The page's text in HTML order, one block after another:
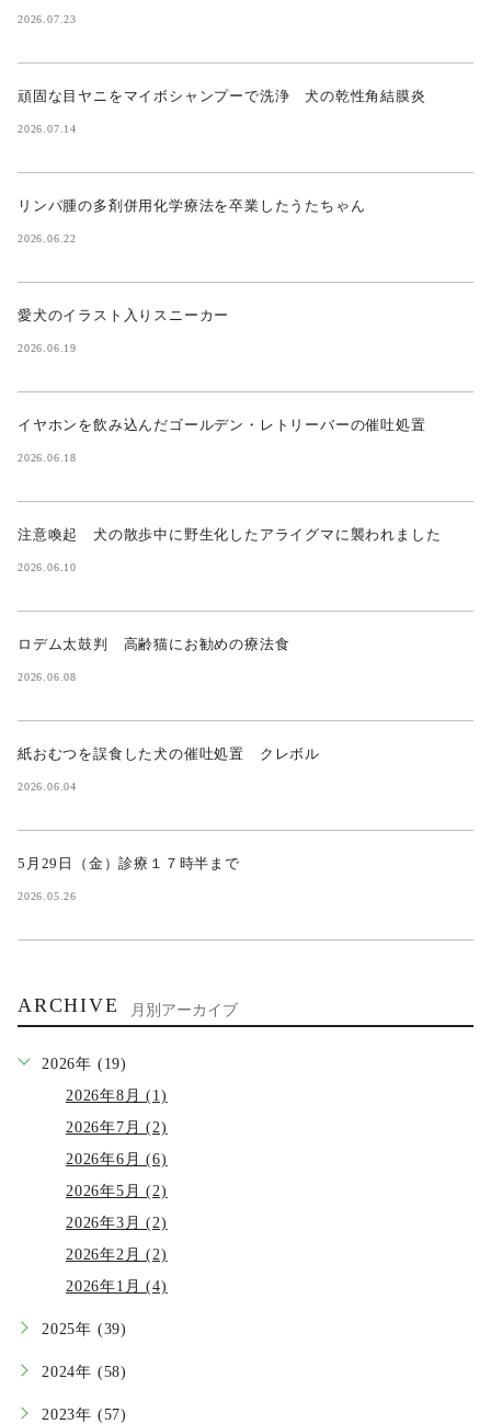
2026.07.23
頑固な目ヤニをマイボシャンプーで洗浄 犬の乾性角結膜炎
2026.07.14
リンパ腫の多剤併用化学療法を卒業したうたちゃん
2026.06.22
愛犬のイラスト入りスニーカー
2026.06.19
イヤホンを飲み込んだゴールデン・レトリーバーの催吐処置
2026.06.18
注意喚起 犬の散歩中に野生化したアライグマに襲われました
2026.06.10
ロデム太鼓判 高齢猫にお勧めの療法食
2026.06.08
紙おむつを誤食した犬の催吐処置 クレボル
2026.06.04
5月29日（金）診療１７時半まで
2026.05.26
ARCHIVE 月別アーカイブ
2026年 (19)
2026年8月 (1)
2026年7月 (2)
2026年6月 (6)
2026年5月 (2)
2026年3月 (2)
2026年2月 (2)
2026年1月 (4)
2025年 (39)
2024年 (58)
2023年 (57)